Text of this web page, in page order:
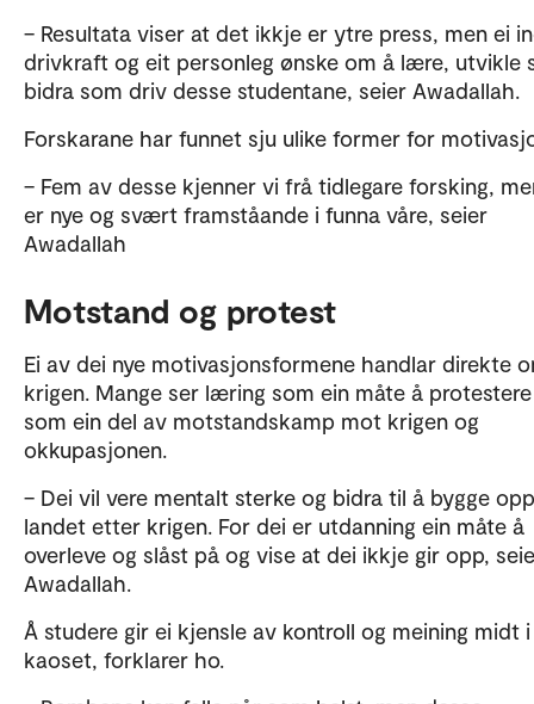
Sosial: Ønske om å hjelpe samfunnet, familien og
rollemodell.
miste ferdigheiter og skuldkjensle om ein ikkje
seg av moglegheita.
– Resultata viser at det ikkje er ytre press, men ei
drivkraft og eit personleg ønske om å lære, utvikle
bidra som driv desse studentane, seier Awadallah.
Forskarane har funnet sju ulike former for
– Fem av desse kjenner vi frå tidlegare forsking,
er nye og svært framståande i funna våre, seier
Awadallah
Motstand og protest
Ei av dei nye motivasjonsformene handlar direkte
krigen. Mange ser læring som ein måte å
som ein del av motstandskamp mot krigen og
okkupasjonen.
– Dei vil vere mentalt sterke og bidra til å bygge opp
landet etter krigen. For dei er utdanning ein måte å
overleve og slåst på og vise at dei ikkje gir opp,
Awadallah.
Å studere gir ei kjensle av kontroll og meining midt i
kaoset, forklarer ho.